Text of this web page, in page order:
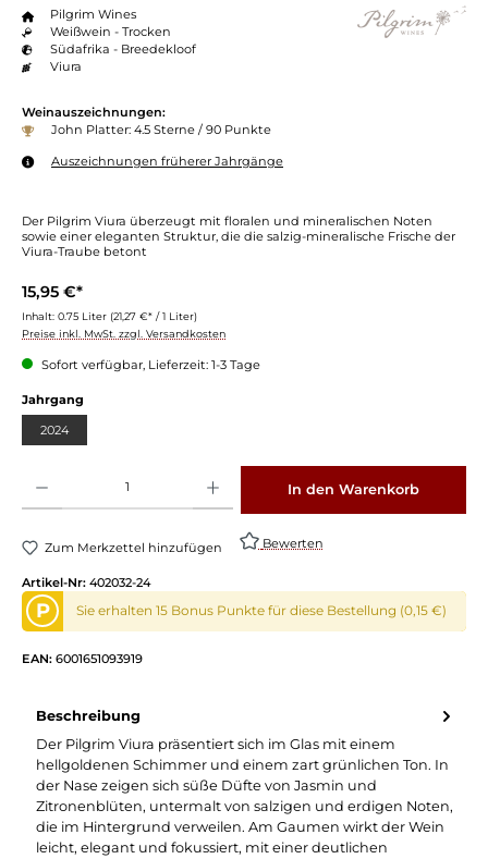
Pilgrim Wines
Weißwein - Trocken
Südafrika - Breedekloof
Viura
Weinauszeichnungen:
John Platter: 4.5 Sterne / 90 Punkte
Auszeichnungen früherer Jahrgänge
Der Pilgrim Viura überzeugt mit floralen und mineralischen Noten
sowie einer eleganten Struktur, die die salzig-mineralische Frische der
Viura-Traube betont
15,95 €*
Inhalt: 0.75 Liter (21,27 €* / 1 Liter)
Preise inkl. MwSt. zzgl. Versandkosten
Sofort verfügbar, Lieferzeit: 1-3 Tage
Jahrgang
2024
In den Warenkorb
Zum Merkzettel hinzufügen Bewerten
Artikel-Nr: 402032-24
P Sie erhalten 15 Bonus Punkte für diese Bestellung (0,15 €)
EAN: 6001651093919
Beschreibung
Der Pilgrim Viura präsentiert sich im Glas mit einem
hellgoldenen Schimmer und einem zart grünlichen Ton. In
der Nase zeigen sich süße Düfte von Jasmin und
Zitronenblüten, untermalt von salzigen und erdigen Noten,
die im Hintergrund verweilen. Am Gaumen wirkt der Wein
leicht, elegant und fokussiert, mit einer deutlichen